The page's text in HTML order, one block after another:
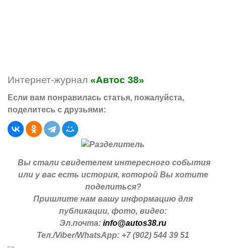
Интернет-журнал «Автос 38»
Если вам понравилась статья, пожалуйста,
поделитесь с друзьями:
Вы стали свидетелем интересного события
или у вас есть история, которой Вы хотите
поделиться?
Пришлите нам вашу информацию для
публикации, фото, видео:
Эл.почта: info@autos38.ru
Тел./Viber/WhatsApp: +7 (902) 544 39 51